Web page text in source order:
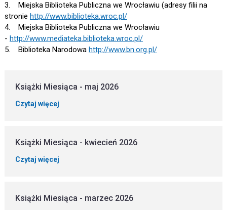
3. Miejska Biblioteka Publiczna we Wrocławiu (adresy filii na
stronie http://www.biblioteka.wroc.pl/
4. Miejska Biblioteka Publiczna we Wrocławiu
- http://www.mediateka.biblioteka.wroc.pl/
5. Biblioteka Narodowa http://www.bn.org.pl/
Książki Miesiąca - maj 2026
Czytaj więcej
Książki Miesiąca - kwiecień 2026
Czytaj więcej
Książki Miesiąca - marzec 2026